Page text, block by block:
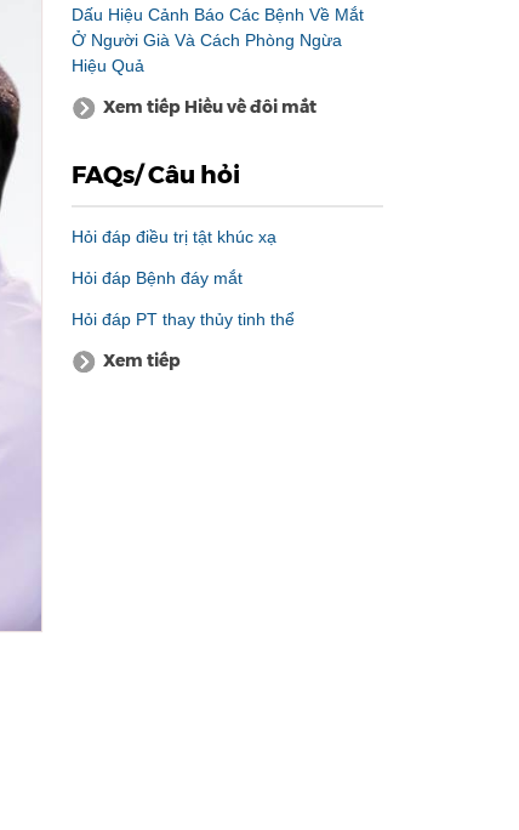
Dấu Hiệu Cảnh Báo Các Bệnh Về Mắt
Ở Người Già Và Cách Phòng Ngừa
Hiệu Quả
Xem tiếp Hiểu về đôi mắt
FAQs/ Câu hỏi
Hỏi đáp điều trị tật khúc xạ
Hỏi đáp Bệnh đáy mắt
Hỏi đáp PT thay thủy tinh thể
Xem tiếp